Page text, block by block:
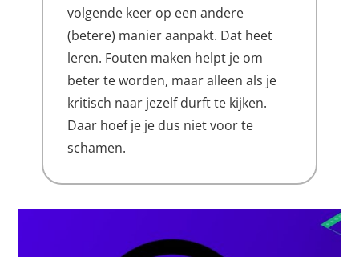
volgende keer op een andere
(betere) manier aanpakt. Dat heet
leren. Fouten maken helpt je om
beter te worden, maar alleen als je
kritisch naar jezelf durft te kijken.
Daar hoef je je dus niet voor te
schamen.